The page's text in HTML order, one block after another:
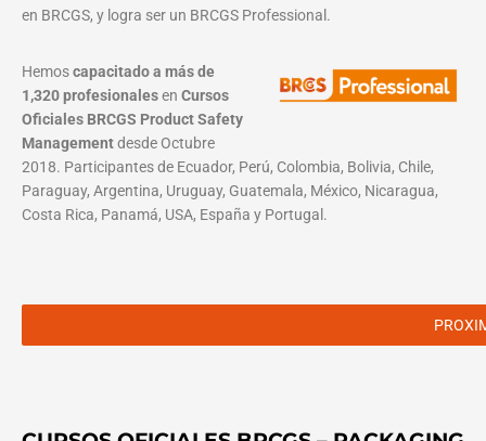
en BRCGS, y logra ser un BRCGS Professional.
Hemoscapacitado a más de
1,320 profesionalesen Cursos
Oficiales BRCGS Product Safety
Managementdesde Octubre
2018. Participantes de Ecuador, Perú, Colombia, Bolivia, Chile,
Paraguay, Argentina, Uruguay, Guatemala, México, Nicaragua,
Costa Rica, Panamá, USA, España y Portugal.